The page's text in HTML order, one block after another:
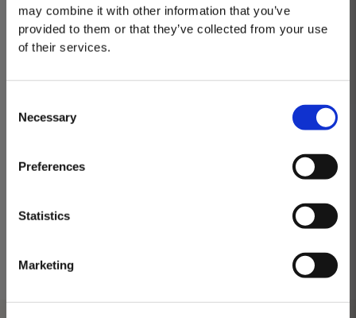
may combine it with other information that you’ve
provided to them or that they’ve collected from your use
of their services.
Selection
Necessary
Preferences
Statistics
Marketing
GO BACK COMPARTIR
Masterclass do dia: Vargellas, disponível todos os dias às 15h. É